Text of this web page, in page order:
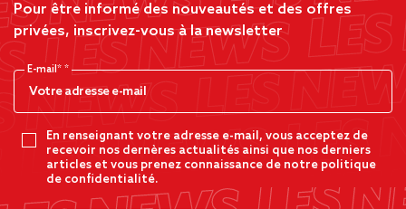
Pour être informé des nouveautés et des offres
privées, inscrivez-vous à la newsletter
E-mail*
En renseignant votre adresse e-mail, vous acceptez de
recevoir nos dernères actualités ainsi que nos derniers
articles et vous prenez connaissance de notre politique
de confidentialité.